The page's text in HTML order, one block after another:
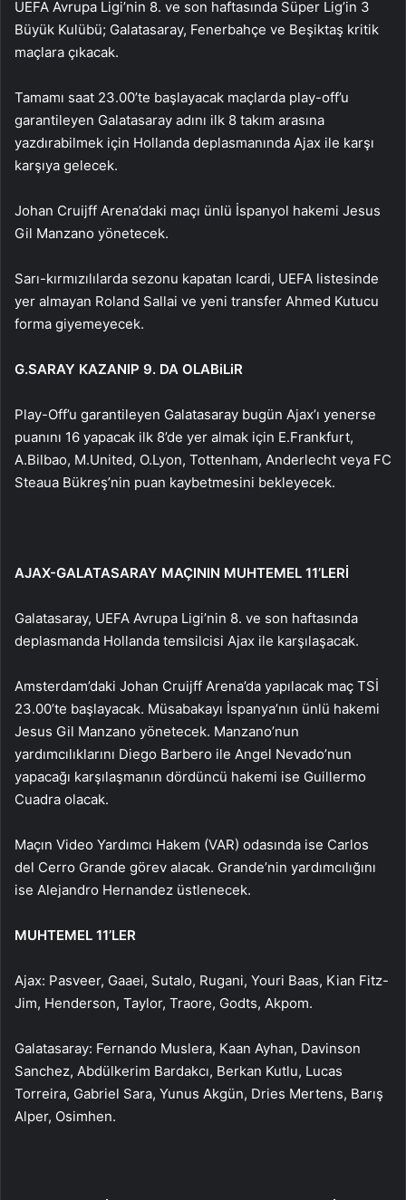
UEFA Avrupa Ligi’nin 8. ve son haftasında Süper Lig’in 3
Büyük Kulübü; Galatasaray, Fenerbahçe ve Beşiktaş kritik
maçlara çıkacak.
Tamamı saat 23.00’te başlayacak maçlarda play-off’u
garantileyen Galatasaray adını ilk 8 takım arasına
yazdırabilmek için Hollanda deplasmanında Ajax ile karşı
karşıya gelecek.
Johan Cruijff Arena’daki maçı ünlü İspanyol hakemi Jesus
Gil Manzano yönetecek.
Sarı-kırmızılılarda sezonu kapatan Icardi, UEFA listesinde
yer almayan Roland Sallai ve yeni transfer Ahmed Kutucu
forma giyemeyecek.
G.SARAY KAZANIP 9. DA OLABiLiR
Play-Off’u garantileyen Galatasaray bugün Ajax’ı yenerse
puanını 16 yapacak ilk 8’de yer almak için E.Frankfurt,
A.Bilbao, M.United, O.Lyon, Tottenham, Anderlecht veya FC
Steaua Bükreş’nin puan kaybetmesini bekleyecek.
AJAX-GALATASARAY MAÇININ MUHTEMEL 11’LERİ
Galatasaray, UEFA Avrupa Ligi’nin 8. ve son haftasında
deplasmanda Hollanda temsilcisi Ajax ile karşılaşacak.
Amsterdam’daki Johan Cruijff Arena’da yapılacak maç TSİ
23.00’te başlayacak. Müsabakayı İspanya’nın ünlü hakemi
Jesus Gil Manzano yönetecek. Manzano’nun
yardımcılıklarını Diego Barbero ile Angel Nevado’nun
yapacağı karşılaşmanın dördüncü hakemi ise Guillermo
Cuadra olacak.
Maçın Video Yardımcı Hakem (VAR) odasında ise Carlos
del Cerro Grande görev alacak. Grande’nin yardımcılığını
ise Alejandro Hernandez üstlenecek.
MUHTEMEL 11’LER
Ajax: Pasveer, Gaaei, Sutalo, Rugani, Youri Baas, Kian Fitz-
Jim, Henderson, Taylor, Traore, Godts, Akpom.
Galatasaray: Fernando Muslera, Kaan Ayhan, Davinson
Sanchez, Abdülkerim Bardakcı, Berkan Kutlu, Lucas
Torreira, Gabriel Sara, Yunus Akgün, Dries Mertens, Barış
Alper, Osimhen.